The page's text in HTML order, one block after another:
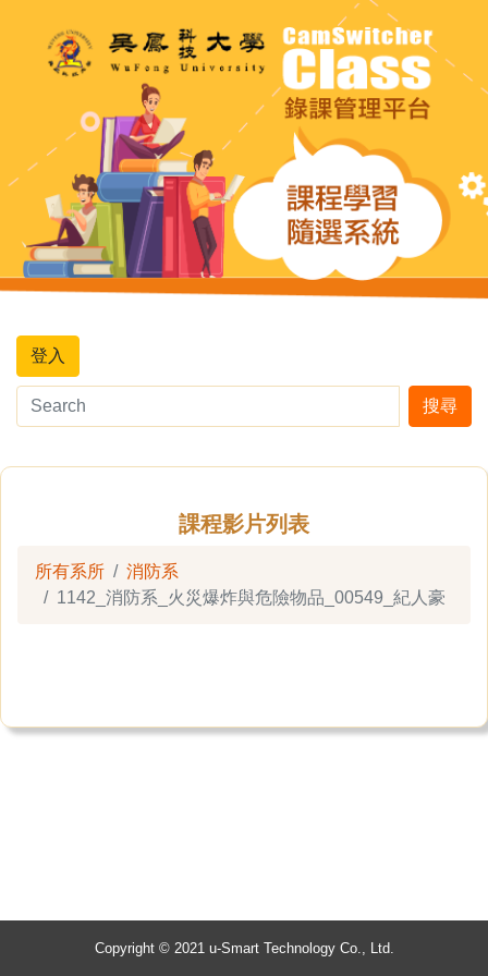
登入
搜尋
課程影片列表
所有系所
消防系
1142_消防系_火災爆炸與危險物品_00549_紀人豪
Copyright © 2021 u-Smart Technology Co., Ltd.